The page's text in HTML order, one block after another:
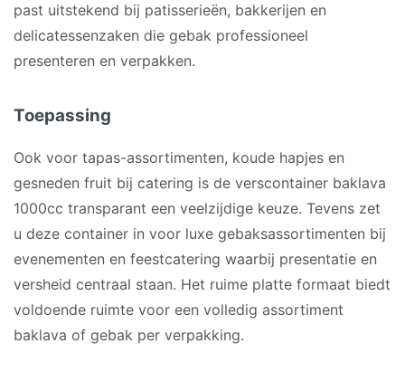
past uitstekend bij patisserieën, bakkerijen en
delicatessenzaken die gebak professioneel
presenteren en verpakken.
Toepassing
Ook voor tapas-assortimenten, koude hapjes en
gesneden fruit bij catering is de verscontainer baklava
1000cc transparant een veelzijdige keuze. Tevens zet
u deze container in voor luxe gebaksassortimenten bij
evenementen en feestcatering waarbij presentatie en
versheid centraal staan. Het ruime platte formaat biedt
voldoende ruimte voor een volledig assortiment
baklava of gebak per verpakking.